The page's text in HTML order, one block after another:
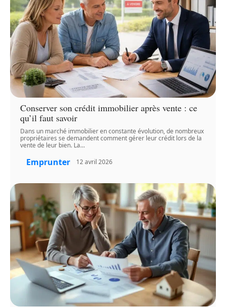
Conserver son crédit immobilier après vente : ce
qu’il faut savoir
Dans un marché immobilier en constante évolution, de nombreux
propriétaires se demandent comment gérer leur crédit lors de la
vente de leur bien. La…
Emprunter 12 avril 2026